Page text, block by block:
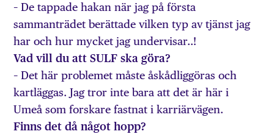
– De tappade hakan när jag på första
sammanträdet berättade vilken typ av tjänst jag
har och hur mycket jag undervisar..!
Vad vill du att SULF ska göra?
– Det här problemet måste åskådliggöras och
kartläggas. Jag tror inte bara att det är här i
Umeå som forskare fastnat i karriärvägen.
Finns det då något hopp?